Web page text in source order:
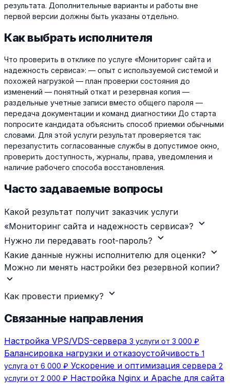
результата. Дополнительные варианты и работы вне
первой версии должны быть указаны отдельно.
Как выбрать исполнителя
Что проверить в отклике по услуге «Мониторинг сайта и
надежность сервиса»: — опыт с используемой системой и
похожей нагрузкой — план проверки состояния до
изменений — понятный откат и резервная копия —
раздельные учетные записи вместо общего пароля —
передача документации и команд диагностики До старта
попросите кандидата объяснить способ приемки обычными
словами. Для этой услуги результат проверяется так:
перезапустить согласованные службы в допустимое окно,
проверить доступность, журналы, права, уведомления и
наличие рабочего способа восстановления.
Часто задаваемые вопросы
Какой результат получит заказчик услуги
«Мониторинг сайта и надежность сервиса»? expand_more
Нужно ли передавать root-пароль? expand_more
Какие данные нужны исполнителю для оценки? expand_more
Можно ли менять настройки без резервной копии?
expand_more
Как провести приемку? expand_more
Связанные направления
Настройка VPS/VDS-сервера 3 услуги от 3 000 ₽
Балансировка нагрузки и отказоустойчивость 1
услуга от 6 000 ₽ Ускорение и оптимизация сервера 2
услуги от 2 000 ₽ Настройка Nginx и Apache для сайта